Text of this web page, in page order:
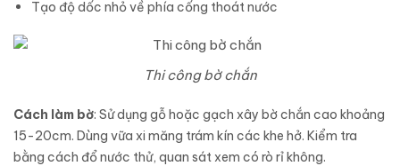
Tạo độ dốc nhỏ về phía cống thoát nước
Thi công bờ chắn
Cách làm bờ: Sử dụng gỗ hoặc gạch xây bờ chắn cao khoảng
15-20cm. Dùng vữa xi măng trám kín các khe hở. Kiểm tra
bằng cách đổ nước thử, quan sát xem có rò rỉ không.